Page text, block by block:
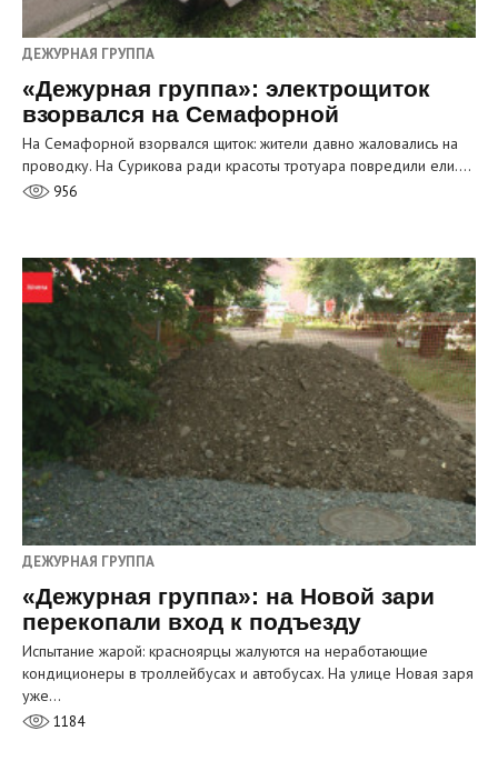
ДЕЖУРНАЯ ГРУППА
«Дежурная группа»: электрощиток
взорвался на Семафорной
На Семафорной взорвался щиток: жители давно жаловались на
проводку. На Сурикова ради красоты тротуара повредили ели.…
956
ДЕЖУРНАЯ ГРУППА
«Дежурная группа»: на Новой зари
перекопали вход к подъезду
Испытание жарой: красноярцы жалуются на неработающие
кондиционеры в троллейбусах и автобусах. На улице Новая заря
уже…
1184